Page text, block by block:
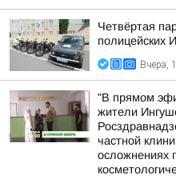
Четвёртая
полицейских
Вчера,
"В прямом
жители
частной
осложнениях